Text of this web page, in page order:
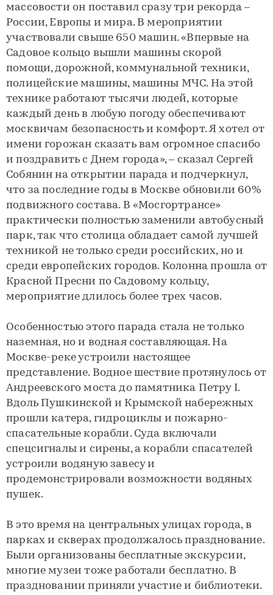
массовости он поставил сразу три рекорда –
России, Европы и мира. В мероприятии
участвовали свыше 650 машин. «Впервые на
Садовое кольцо вышли машины скорой
помощи, дорожной, коммунальной техники,
полицейские машины, машины МЧС. На этой
технике работают тысячи людей, которые
каждый день в любую погоду обеспечивают
москвичам безопасность и комфорт. Я хотел от
имени горожан сказать вам огромное спасибо
и поздравить с Днем города», – сказал Сергей
Собянин на открытии парада и подчеркнул,
что за последние годы в Москве обновили 60%
подвижного состава. В «Мосгортрансе»
практически полностью заменили автобусный
парк, так что столица обладает самой лучшей
техникой не только среди российских, но и
среди европейских городов. Колонна прошла от
Красной Пресни по Садовому кольцу,
мероприятие длилось более трех часов.
Особенностью этого парада стала не только
наземная, но и водная составляющая. На
Москве-реке устроили настоящее
представление. Водное шествие протянулось от
Андреевского моста до памятника Петру I.
Вдоль Пушкинской и Крымской набережных
прошли катера, гидроциклы и пожарно-
спасательные корабли. Суда включали
спецсигналы и сирены, а корабли спасателей
устроили водяную завесу и
продемонстрировали возможности водяных
пушек.
В это время на центральных улицах города, в
парках и скверах продолжалось празднование.
Были организованы бесплатные экскурсии,
многие музеи тоже работали бесплатно. В
праздновании приняли участие и библиотеки.